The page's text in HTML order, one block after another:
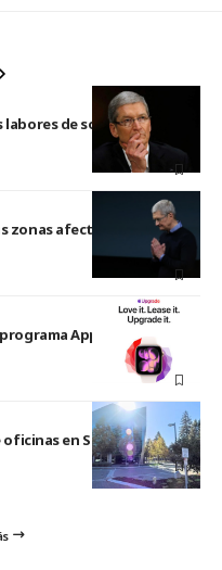
de socorro tras el
zonas afectadas por los
Apple Upgrade
en Sunnyvale